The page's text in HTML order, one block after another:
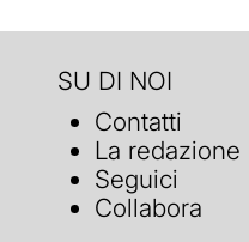
SU DI NOI
Contatti
La redazione
Seguici
Collabora